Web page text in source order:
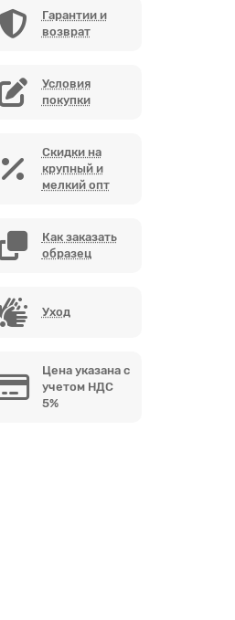
Гарантии и
возврат
Условия
покупки
Скидки на
крупный и
мелкий опт
Как заказать
образец
Уход
Цена указана с
учетом НДС
5%